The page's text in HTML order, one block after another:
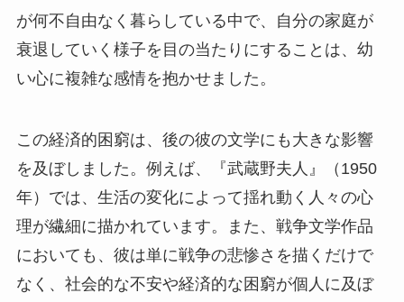
が何不自由なく暮らしている中で、自分の家庭が
衰退していく様子を目の当たりにすることは、幼
い心に複雑な感情を抱かせました。
この経済的困窮は、後の彼の文学にも大きな影響
を及ぼしました。例えば、『武蔵野夫人』（1950
年）では、生活の変化によって揺れ動く人々の心
理が繊細に描かれています。また、戦争文学作品
においても、彼は単に戦争の悲惨さを描くだけで
なく、社会的な不安や経済的な困窮が個人に及ぼ